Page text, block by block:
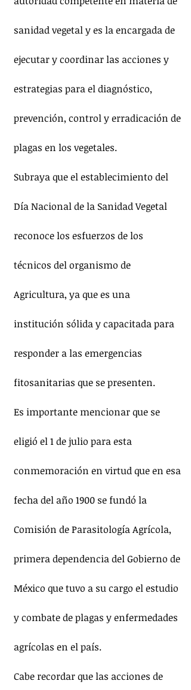
sanidad vegetal y es la encargada de
ejecutar y coordinar las acciones y
estrategias para el diagnóstico,
prevención, control y erradicación de
plagas en los vegetales.
Subraya que el establecimiento del
Día Nacional de la Sanidad Vegetal
reconoce los esfuerzos de los
técnicos del organismo de
Agricultura, ya que es una
institución sólida y capacitada para
responder a las emergencias
fitosanitarias que se presenten.
Es importante mencionar que se
eligió el 1 de julio para esta
conmemoración en virtud que en esa
fecha del año 1900 se fundó la
Comisión de Parasitología Agrícola,
primera dependencia del Gobierno de
México que tuvo a su cargo el estudio
y combate de plagas y enfermedades
agrícolas en el país.
Cabe recordar que las acciones de